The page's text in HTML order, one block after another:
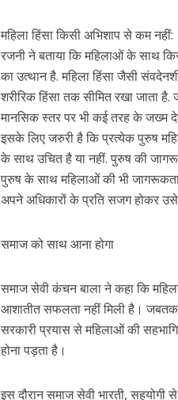
महिला हिंसा किसी अभिशाप से कम नहीं:
रजनी ने बताया कि महिलाओं के साथ
का उत्थान है. महिला हिंसा जैसी
शरीरिक हिंसा तक सीमित रखा जाता
मानसिक स्तर पर भी कई तरह के जख्म
इसके लिए जरुरी है कि प्रत्येक पुरुष
के साथ उचित है या नहीं. पुरुष की
पुरुष के साथ महिलाओं की भी
अपने अधिकारों के प्रति सजग होकर
समाज को साथ आना होगा
समाज सेवी कंचन बाला ने कहा कि
आशातीत सफलता नहीं मिली है।
सरकारी प्रयास से महिलाओं की
होना पड़ता है।
इस दौरान समाज सेवी भारती, सहयोगी